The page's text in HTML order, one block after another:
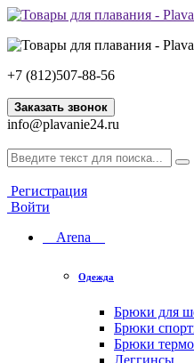
+7 (812)507-88-56
Заказать звонок
info@plavanie24.ru
Регистрация
Войти
Arena
Одежда
Брюки для
Брюки
Брюки
Леггинсы